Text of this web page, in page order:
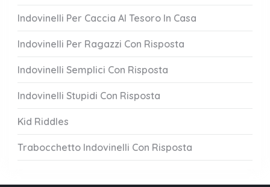
Indovinelli Per Caccia Al Tesoro In Casa
Indovinelli Per Ragazzi Con Risposta
Indovinelli Semplici Con Risposta
Indovinelli Stupidi Con Risposta
Kid Riddles
Trabocchetto Indovinelli Con Risposta